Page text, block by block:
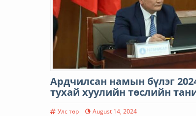
Ардчилсан намын бүлэг
тухай хуулийн төслийн
Улс төр August 14, 2024